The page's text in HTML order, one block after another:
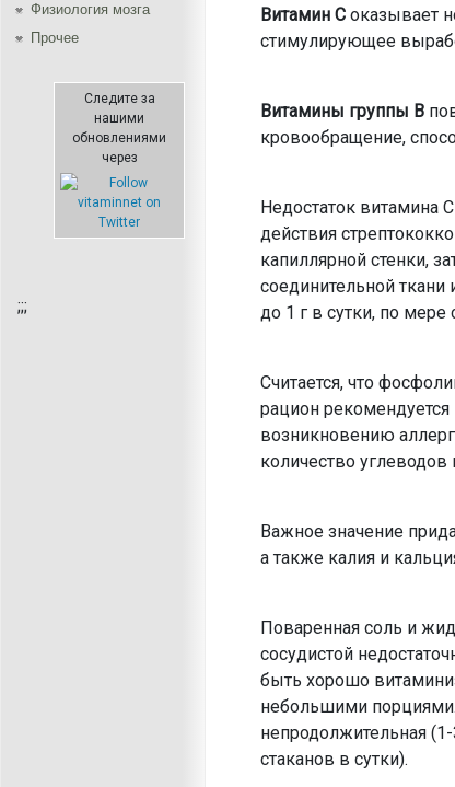
Физиология мозга
Прочее
Следите за
нашими
обновлениями
через
;;;
Витамин С оказывает
стимулирующее
Витамины группы В
кровообращение,
Недостаток витамина
действия
капиллярной стенки,
соединительной
до 1 г в сутки, по
Считается, что
рацион
возникновению
количество
Важное значение
а также калия и
Поваренная соль и
сосудистой
быть хорошо
небольшими
непродолжительная
стаканов в сутки).